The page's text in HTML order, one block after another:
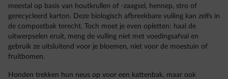
meestal op basis van houtkrullen of -zaagsel, hennep, stro of
gerecycleerd karton. Deze biologisch afbreekbare vulling kan zelfs in
de compostbak terecht. Toch moet je even opletten: haal de
uitwerpselen eruit, meng de vulling niet met voedingsafval en
gebruik ze uitsluitend voor je bloemen, niet voor de moestuin of
fruitbomen.
Honden trekken hun neus op voor een kattenbak, maar ook